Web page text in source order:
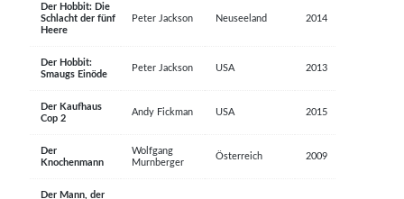
Der Hobbit: Die
Schlacht der fünf
Heere
Peter Jackson Neuseeland 2014
Der Hobbit:
Smaugs Einöde
Peter Jackson USA 2013
Der Kaufhaus
Cop 2
Andy Fickman USA 2015
Der
Knochenmann
Wolfgang
Murnberger
Österreich 2009
Der Mann, der